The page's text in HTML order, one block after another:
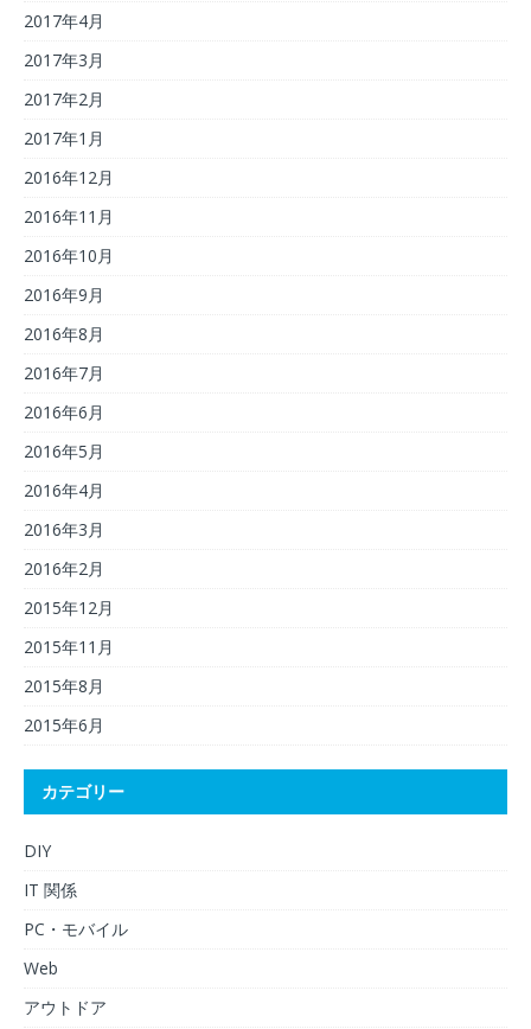
2017年4月
2017年3月
2017年2月
2017年1月
2016年12月
2016年11月
2016年10月
2016年9月
2016年8月
2016年7月
2016年6月
2016年5月
2016年4月
2016年3月
2016年2月
2015年12月
2015年11月
2015年8月
2015年6月
カテゴリー
DIY
IT 関係
PC・モバイル
Web
アウトドア